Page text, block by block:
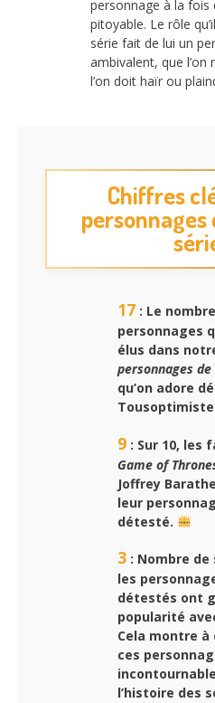
personnage à la fois
pitoyable. Le rôle
série fait de lui un
ambivalent, que l’on
l’on doit haïr ou
Chiffres
personnages
17 : Le
personnages
élus dans
personnages
qu’on adore
9 : Sur 10, les
Game of
Joffrey
leur
détesté.
3 : Nombre de
les
détestés ont
popularité
Cela montre à
ces
l’histoire des